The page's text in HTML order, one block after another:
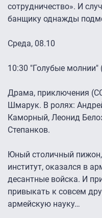
сотрудничество». И
банщику однажды
Среда, 08.10
10:30 "Голубые молнии"
Драма, приключения
Шмарук. В ролях:
Каморный, Леонид
Степанков.
Юный столичный
институт, оказался в
десантные войска. И
привыкать к совсем
армейскую науку…